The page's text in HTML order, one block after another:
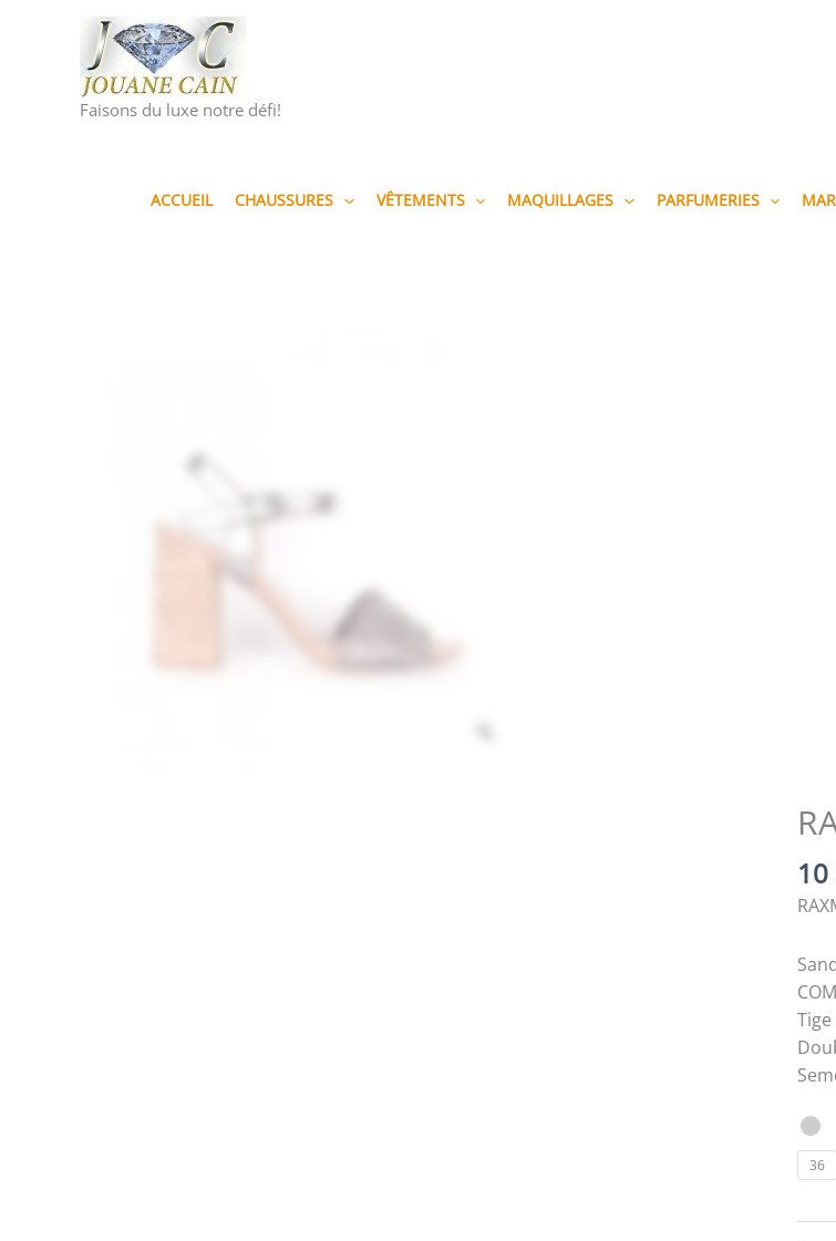
Faisons du luxe notre défi!
ACCUEIL CHAUSSURES VÊTEMENTS MAQUILLAGES PARFUMERIES
36